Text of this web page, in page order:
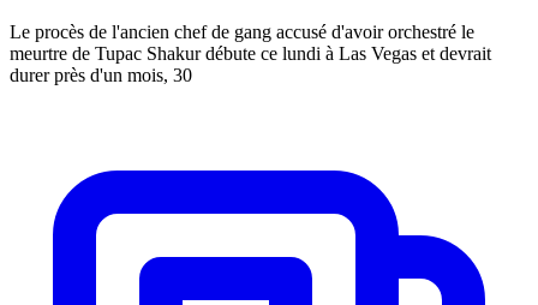
Le procès de l'ancien chef de gang accusé d'avoir orchestré le
meurtre de Tupac Shakur débute ce lundi à Las Vegas et devrait
durer près d'un mois, 30